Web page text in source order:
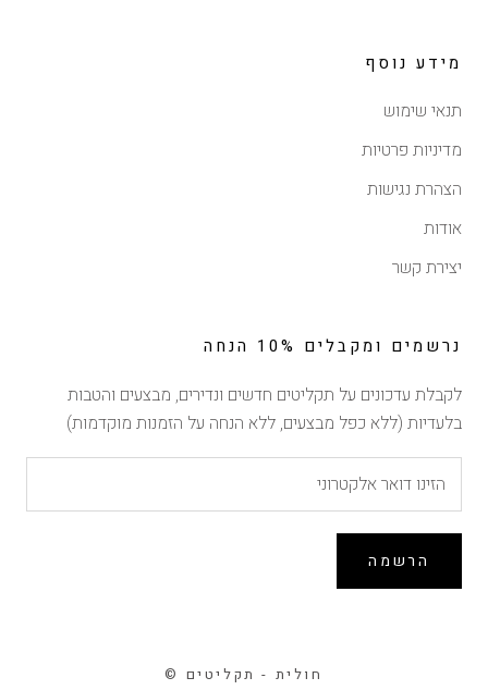
מידע נוסף
תנאי שימוש
מדיניות פרטיות
הצהרת נגישות
אודות
יצירת קשר
נרשמים ומקבלים 10% הנחה
לקבלת עדכונים על תקליטים חדשים ונדירים, מבצעים והטבות
בלעדיות (ללא כפל מבצעים, ללא הנחה על הזמנות מוקדמות)
הרשמה
© חולית - תקליטים